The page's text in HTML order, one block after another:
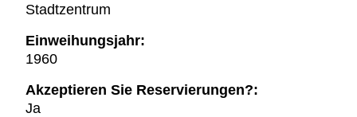
Stadtzentrum
Einweihungsjahr:
1960
Akzeptieren Sie Reservierungen?:
Ja